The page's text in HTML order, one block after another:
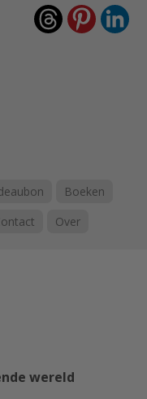
Boeken
Over
wereld